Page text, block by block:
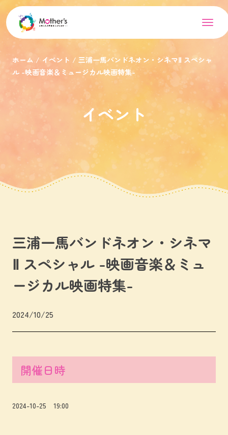
ホーム イベント
三浦一馬バンドネオン・シネマⅡ スペシャ
ル -映画音楽＆ミュージカル映画特集-
イベント
三浦一馬バンドネオン・シネマ
Ⅱ スペシャル -映画音楽＆ミュ
ージカル映画特集-
2024/10/25
開催日時
2024-10-25 19:00